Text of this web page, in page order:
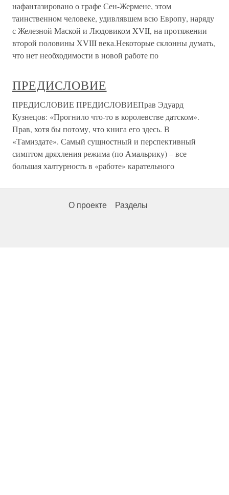
нафантазировано о графе Сен-Жермене, этом
таинственном человеке, удивлявшем всю Европу, наряду
с Железной Маской и Людовиком XVII, на протяжении
второй половины XVIII века.Некоторые склонны думать,
что нет необходимости в новой работе по
ПРЕДИСЛОВИЕ
ПРЕДИСЛОВИЕ ПРЕДИСЛОВИЕПрав Эдуард
Кузнецов: «Прогнило что-то в королевстве датском».
Прав, хотя бы потому, что книга его здесь. В
«Тамиздате». Самый сущностный и перспективный
симптом дряхления режима (по Амальрику) – все
большая халтурность в «работе» карательного
О проекте Разделы